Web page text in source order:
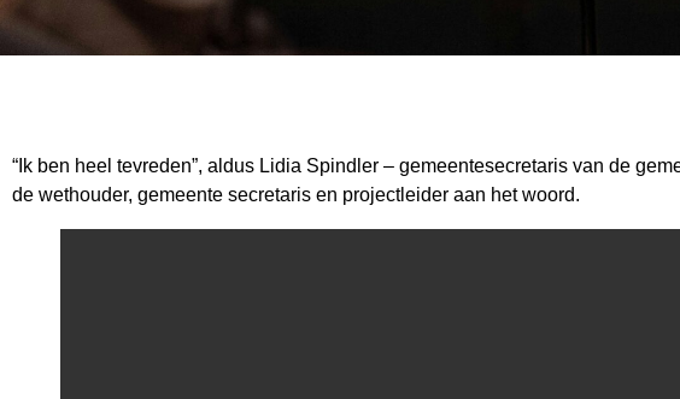
“Ik ben heel tevreden”, aldus Lidia Spindler – gemeentesecretaris van de
de wethouder, gemeente secretaris en projectleider aan het woord.